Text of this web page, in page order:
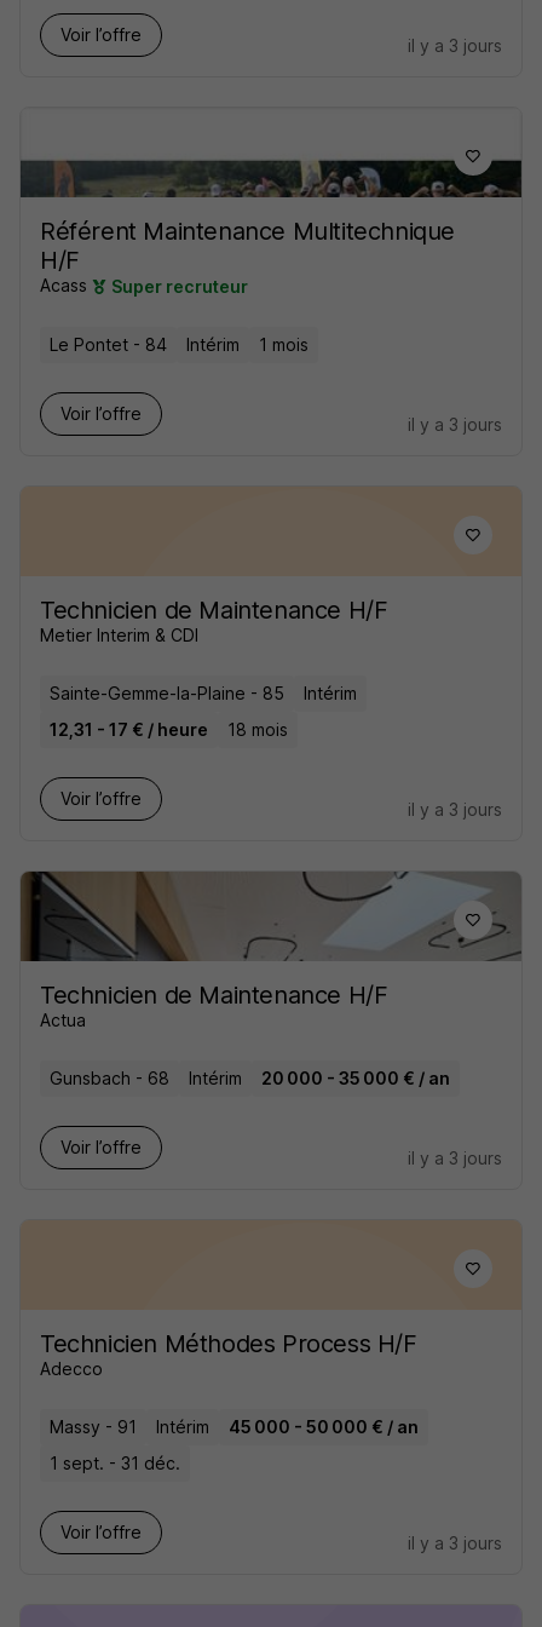
Voir l’offre
il y a 3 jours
Référent Maintenance Multitechnique
H/F
Acass Super recruteur
Le Pontet - 84 Intérim 1 mois
Voir l’offre
il y a 3 jours
Technicien de Maintenance H/F
Metier Interim & CDI
Sainte-Gemme-la-Plaine - 85
Intérim
12,31 - 17 € / heure
18 mois
Voir l’offre
il y a 3 jours
Technicien de Maintenance H/F
Actua
Gunsbach - 68 Intérim 20 000 - 35 000 € / an
Voir l’offre
il y a 3 jours
Technicien Méthodes Process H/F
Adecco
Massy - 91 Intérim
45 000 - 50 000 € / an
1 sept. - 31 déc.
Voir l’offre
il y a 3 jours